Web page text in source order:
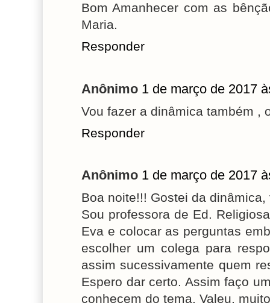
Bom Amanhecer com as
Maria.
Responder
Anônimo 1 de março de 2017
Vou fazer a dinâmica também ,
Responder
Anônimo 1 de março de 2017
Boa noite!!! Gostei da
Sou professora de Ed.
Eva e colocar as perguntas
escolher um colega para
assim sucessivamente quem
Espero dar certo. Assim faço
conhecem do tema. Valeu,